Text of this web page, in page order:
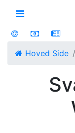
Open menu
Hoved Side